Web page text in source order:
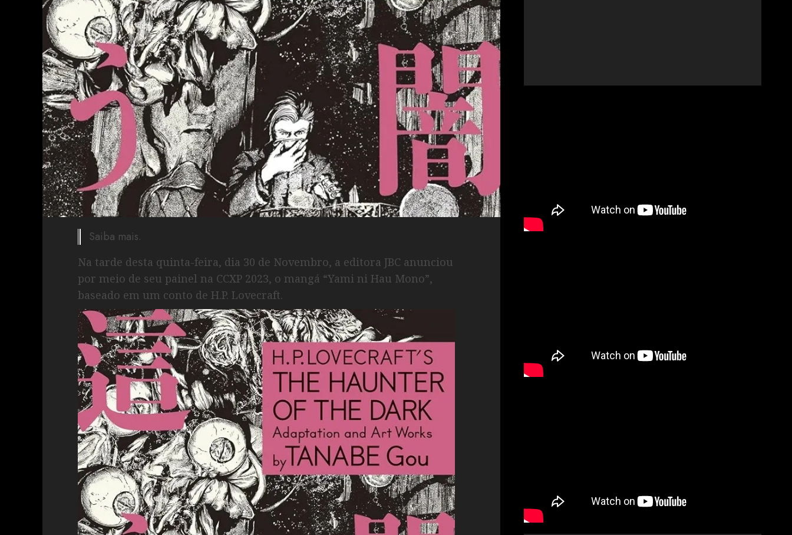
Saiba mais.
Na tarde desta quinta-feira, dia 30 de Novembro, a editora JBC anunciou
por meio de seu painel na CCXP 2023, o mangá “Yami ni Hau Mono”,
baseado em um conto de H.P. Lovecraft.